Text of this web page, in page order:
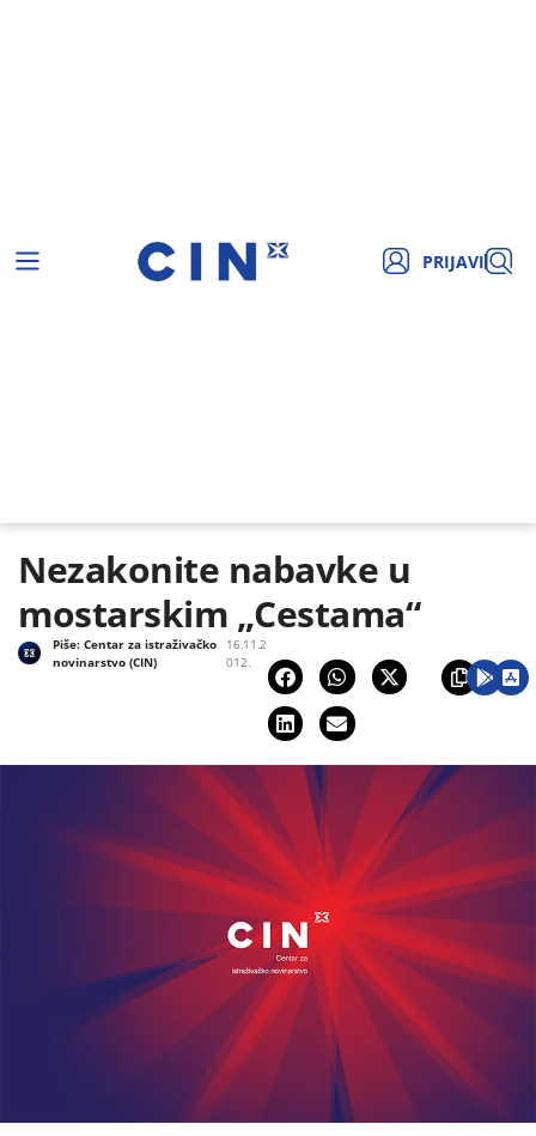
PRIJAVI
Nezakonite nabavke u
mostarskim „Cestama“
16.11.2
012.
Piše: Centar za istraživačko
novinarstvo (CIN)